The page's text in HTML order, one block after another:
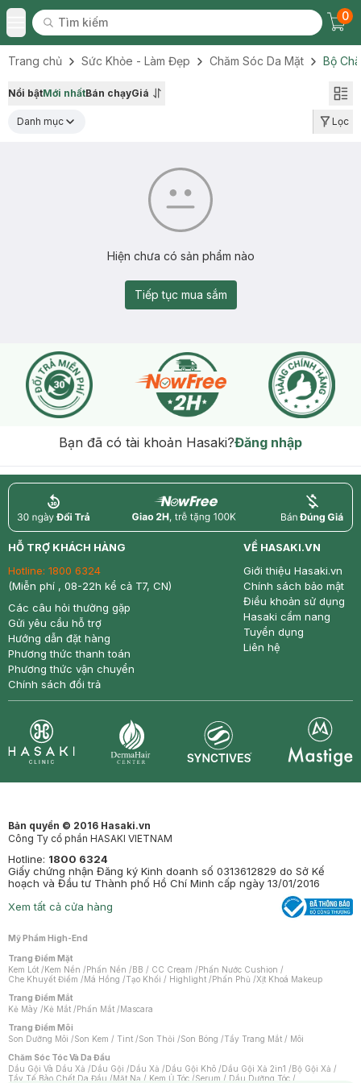
Toggle Menu
Tìm kiếm
Tìm kiếm
0
Trang chủ Sức Khỏe - Làm Đẹp Chăm Sóc Da Mặt Bộ
Nổi bậtMới nhấtBán chạyGiá
Danh mục Lọc
Hiện chưa có sản phẩm nào
Tiếp tục mua sắm
Bạn đã có tài khoản Hasaki?Đăng nhập
return nowfree price
HỖ TRỢ KHÁCH HÀNG
Hotline: 1800 6324
(Miễn phí , 08-22h kể cả T7, CN)
Các câu hỏi thường gặp
Gửi yêu cầu hỗ trợ
Hướng dẫn đặt hàng
Phương thức thanh toán
Phương thức vận chuyển
Chính sách đổi trả
VỀ HASAKI.VN
Giới thiệu Hasaki.vn
Chính sách bảo mật
Điều khoản sử dụng
Hasaki cẩm nang
Tuyển dụng
Liên hệ
Bản quyền © 2016 Hasaki.vn
Công Ty cổ phần HASAKI VIETNAM
Hotline: 1800 6324
Giấy chứng nhận Đăng ký Kinh doanh số 0313612829 do Sở Kế
hoạch và Đầu tư Thành phố Hồ Chí Minh cấp ngày 13/01/2016
Xem tất cả cửa hàng
Mỹ Phẩm High-End
Trang Điểm Mặt
Kem Lót /Kem Nền /Phấn Nền /BB / CC Cream /Phấn Nước Cushion /
Che Khuyết Điểm /Má Hồng /Tạo Khối / Highlight /Phấn Phủ /Xịt Khoá Makeup
Trang Điểm Mắt
Kẻ Mày /Kẻ Mắt /Phấn Mắt /Mascara
Trang Điểm Môi
Son Dưỡng Môi /Son Kem / Tint /Son Thỏi /Son Bóng /Tẩy Trang Mắt / Môi
Chăm Sóc Tóc Và Da Đầu
Dầu Gội Và Dầu Xả /Dầu Gội /Dầu Xả /Dầu Gội Khô /Dầu Gội Xả 2in1 /Bộ Gội Xả /
Tẩy Tế Bào Chết Da Đầu /Mặt Nạ / Kem Ủ Tóc /Serum / Dầu Dưỡng Tóc /